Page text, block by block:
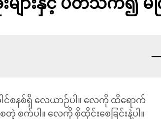
ါင်စနစ်ရှိ လေယာဉ်ပါ။ လေကို ထိရောက်
စက်ပါ။ လေကို စိုထိုင်းစေခြင်းနဲ့ပါ။